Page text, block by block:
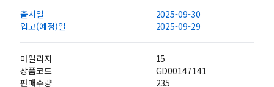
출시일
2025-09-30
입고(예정)일
2025-09-29
마일리지
15
상품코드
GD00147141
판매수량
235